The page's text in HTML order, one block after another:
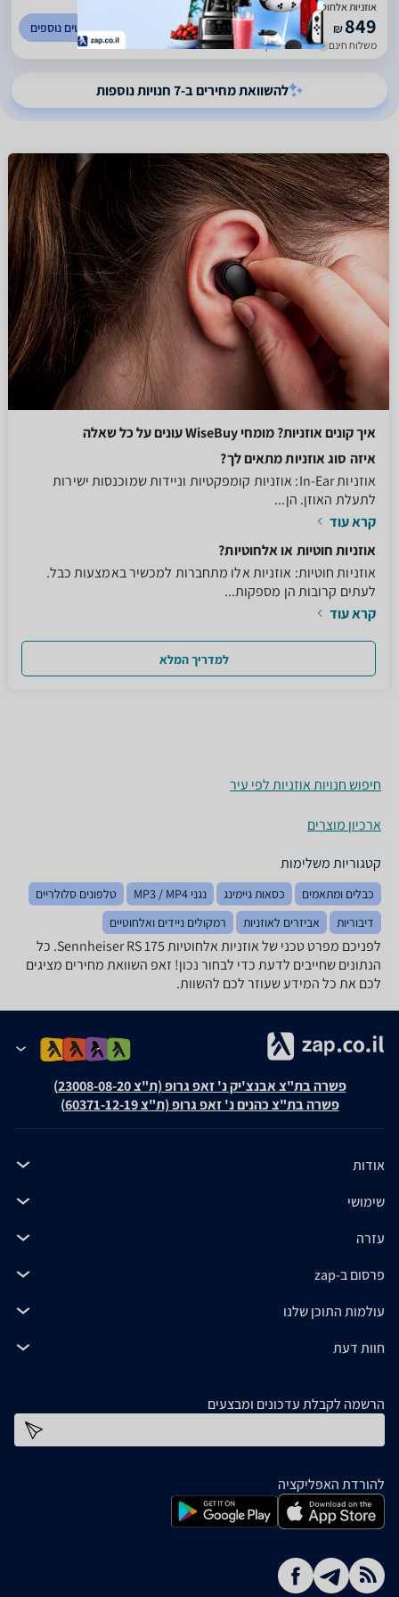
אוזניות אלחוטיות לטלוויזיה - Sennheiser RS 175
₪849
משלוח חינם עד 5 ימי עסקים
לפרטים נוספים
להשוואת מחירים ב-7 חנויות נוספות
איך קונים אוזניות? מומחי WiseBuy עונים על כל שאלה
איזה סוג אוזניות מתאים לך?
אוזניות In-Ear: אוזניות קומפקטיות וניידות שמוכנסות ישירות
לתעלת האוזן. הן...
קרא עוד
אוזניות חוטיות או אלחוטיות?
אוזניות חוטיות: אוזניות אלו מתחברות למכשיר באמצעות כבל.
לעתים קרובות הן מספקות...
קרא עוד
למדריך המלא
חיפוש חנויות אוזניות לפי עיר
ארכיון מוצרים
קטגוריות משלימות
כבלים ומתאמים כסאות גיימינג נגני MP3 / MP4
טלפונים סלולריים
דיבוריות
אביזרים לאוזניות רמקולים ניידים ואלחוטיים
לפניכם מפרט טכני של אוזניות ‏אלחוטיות Sennheiser RS 175. כל
הנתונים שחייבים לדעת כדי לבחור נכון! זאפ השוואת מחירים מציגים
לכם את כל המידע שעוזר לכם להשוות.
פשרה בת"צ אבנצ'יק נ' זאפ גרופ (ת"צ 23008-08-20)
פשרה בת"צ כהנים נ' זאפ גרופ (ת"צ 60371-12-19)
אודות
שימושי
עזרה
פרסום ב-zap
עולמות התוכן שלנו
חוות דעת
הרשמה לקבלת עדכונים ומבצעים
להורדת האפליקציה